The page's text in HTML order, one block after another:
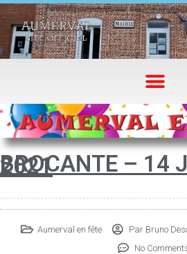
BROCANTE – 14
2021
Aumerval en fête ParBruno
No